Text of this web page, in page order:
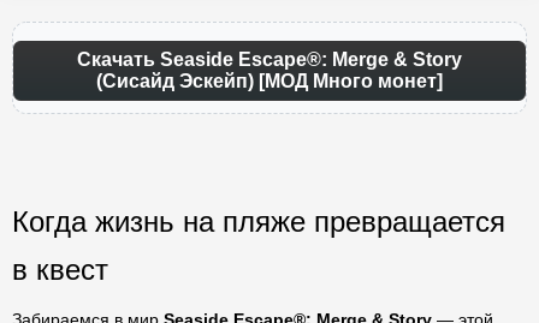
Скачать Seaside Escape®: Merge & Story
(Сисайд Эскейп) [МОД Много монет]
Когда жизнь на пляже превращается
в квест